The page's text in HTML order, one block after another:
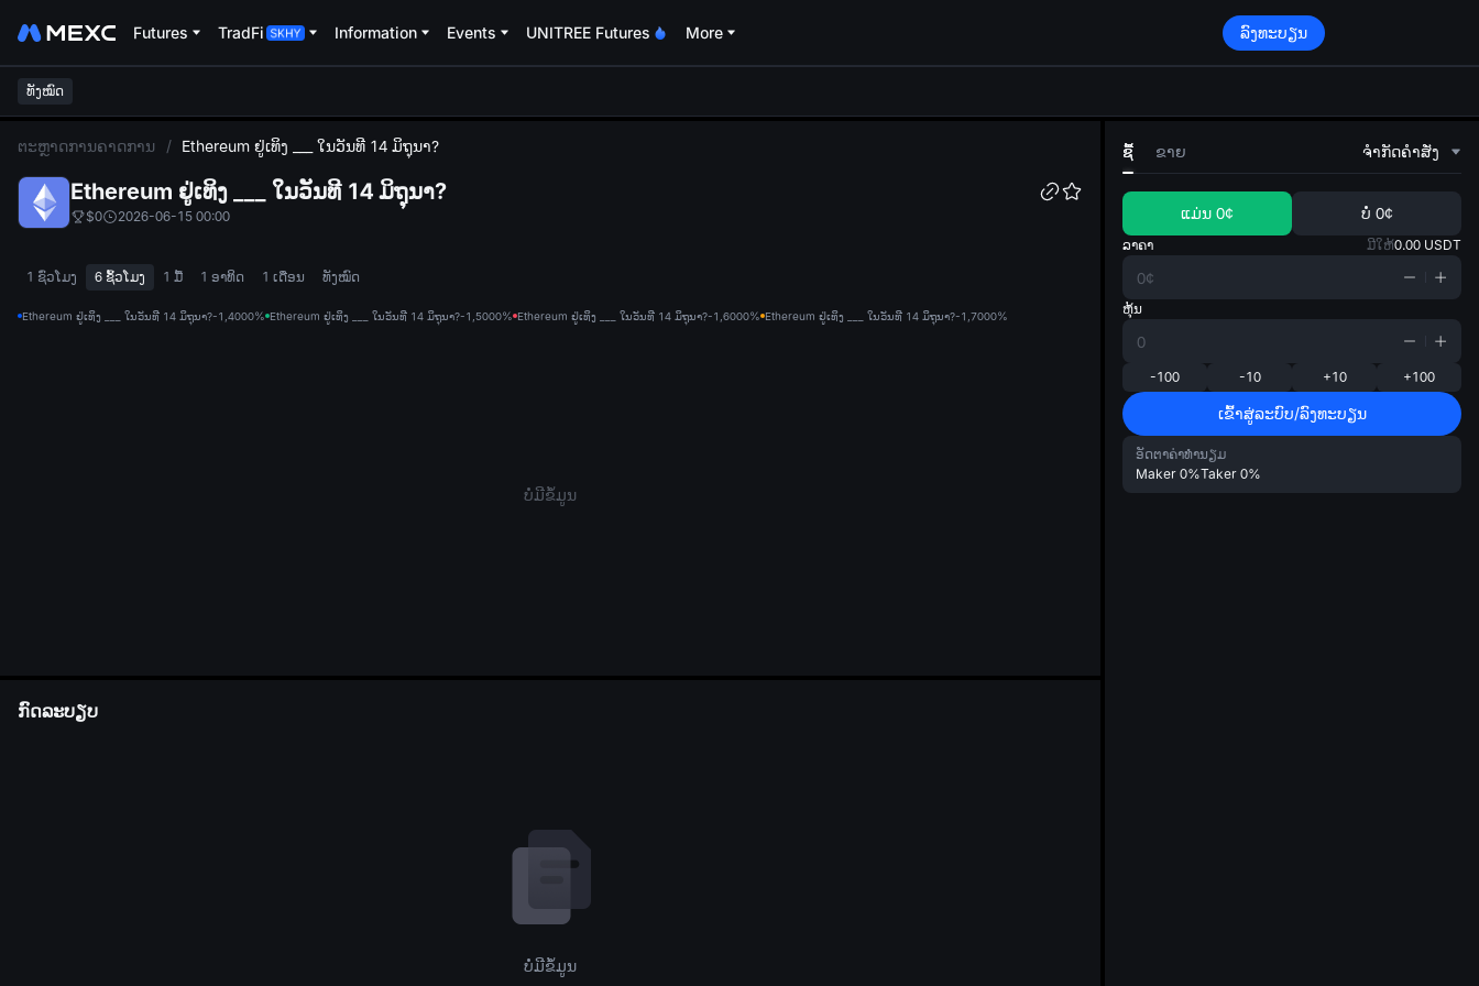
Futures TradFi Information Events UNITREE Futures More ລົງທະບຽນ
ທັງໝົດ
ຕະຫຼາດການຄາດການ / Ethereum ຢູ່ເທິງ ___ ໃນວັນທີ 14 ມິຖຸນາ?
Ethereum ຢູ່ເທິງ ___ ໃນວັນທີ 14 ມິຖຸນາ?
$0 2026-06-15 00:00
1 ຊົ່ວໂມງ 6 ຊົ້ວໂມງ 1 ມື້ 1 ອາທິດ 1 ເດືອນ ທັງໝົດ
Ethereum ຢູ່ເທິງ ___ ໃນວັນທີ 14 ມິຖຸນາ?-1,4000% Ethereum ຢູ່ເທິງ ___ ໃນວັນທີ 14 ມິຖຸນາ?-1,5000% Ethereum ຢູ່ເທິງ ___ ໃນວັນທີ 14 ມິຖຸນາ?-1,6000% Ethereum ຢູ່ເທິງ ___ ໃນວັນທີ 14 ມິຖຸນາ?-1,7000%
ບໍ່ມີຂໍ້ມູນ
ກົດລະບຽບ
ບໍ່ມີຂໍ້ມູນ
ຊື້ ຂາຍ ຈໍາກັດຄໍາສັ່ງ
ແມ່ນ 0¢ ບໍ່ 0¢
ລາຄາ ມີໃຫ້0.00 USDT
ຫຸ້ນ
-100 -10 +10 +100
ເຂົ້າສູ່ລະບົບ/ລົງທະບຽນ
ອັດຕາຄ່າທຳນຽມ
Maker 0%Taker 0%